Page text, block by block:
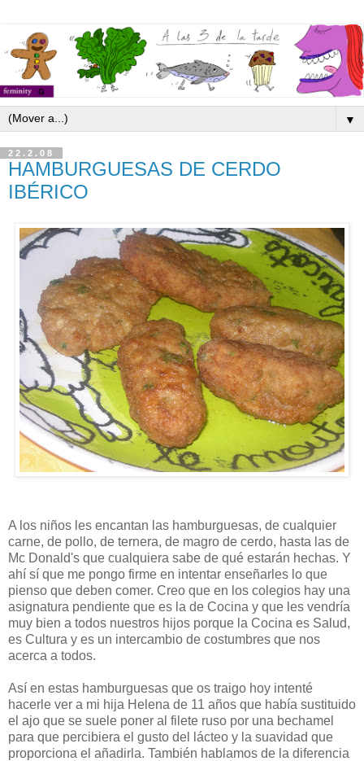
▼
22.2.08
HAMBURGUESAS DE CERDO
IBÉRICO
A los niños les encantan las hamburguesas, de cualquier
carne, de pollo, de ternera, de magro de cerdo, hasta las de
Mc Donald's que cualquiera sabe de qué estarán hechas. Y
ahí sí que me pongo firme en intentar enseñarles lo que
pienso que deben comer. Creo que en los colegios hay una
asignatura pendiente que es la de Cocina y que les vendría
muy bien a todos nuestros hijos porque la Cocina es Salud,
es Cultura y es un intercambio de costumbres que nos
acerca a todos.
Así en estas hamburguesas que os traigo hoy intenté
hacerle ver a mi hija Helena de 11 años que había sustituido
el ajo que se suele poner al filete ruso por una bechamel
para que percibiera el gusto del lácteo y la suavidad que
proporciona el añadirla. También hablamos de la diferencia